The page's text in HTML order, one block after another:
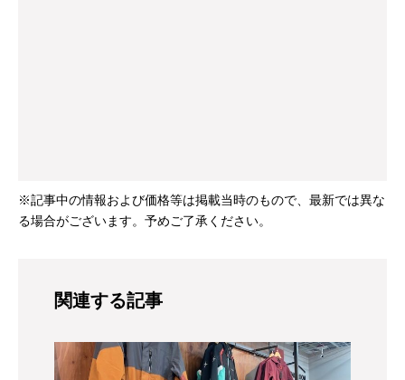
※記事中の情報および価格等は掲載当時のもので、最新では異な
る場合がございます。予めご了承ください。
関連する記事